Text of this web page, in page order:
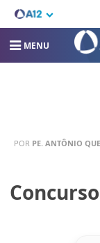
MENU
POR PE. ANTÔNIO